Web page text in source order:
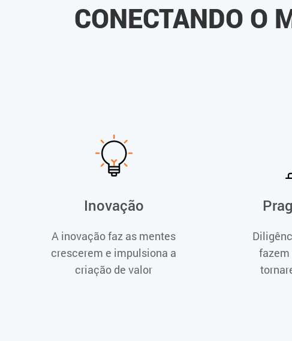
CONECTANDO O
Inovação
A inovação faz as mentes
crescerem e impulsiona a
criação de valor
fazem